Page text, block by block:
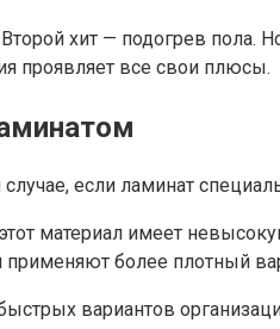
хит — подогрев
проявляет все свои плюсы.
если ламинат
материал имеет
более плотный